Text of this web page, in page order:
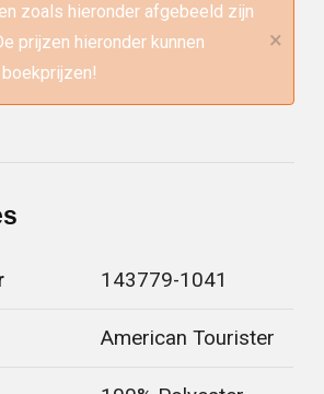
zoals hieronder afgebeeld zijn
prijzen hieronder kunnen
×
143779-1041
American Tourister